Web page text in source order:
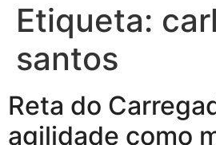
Etiqueta:
santos
Reta do
agilidade como